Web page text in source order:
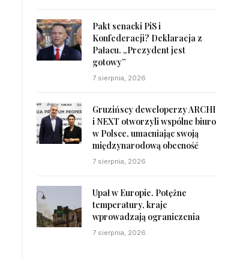
Pakt senacki PiS i
Konfederacji? Deklaracja z
Pałacu. „Prezydent jest
gotowy”
7 sierpnia, 2026
Gruzińscy deweloperzy ARCHI
i NEXT otworzyli wspólne biuro
w Polsce, umacniając swoją
międzynarodową obecność
7 sierpnia, 2026
Upał w Europie. Potężne
temperatury, kraje
wprowadzają ograniczenia
7 sierpnia, 2026